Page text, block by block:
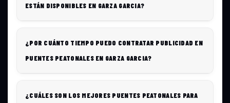
ESTÁN DISPONIBLES EN GARZA GARCIA?
¿POR CUÁNTO TIEMPO PUEDO CONTRATAR PUBLICIDAD EN
PUENTES PEATONALES EN GARZA GARCIA?
¿CUÁLES SON LOS MEJORES PUENTES PEATONALES PARA